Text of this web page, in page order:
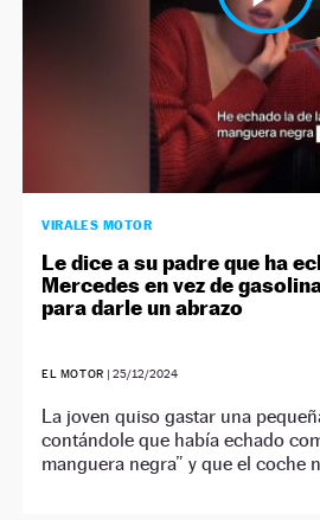
VIRALES MOTOR
Le dice a su padre que ha
Mercedes en vez de
para darle un abrazo
EL MOTOR | 25/12/2024
La joven quiso gastar una
contándole que había echado
manguera negra” y que el coche